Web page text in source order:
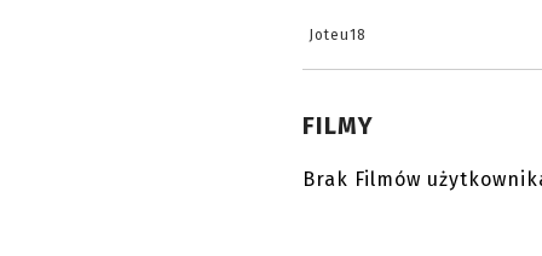
Joteu18
FILMY
Brak Filmów